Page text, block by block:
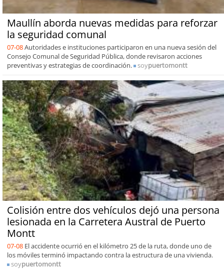
Maullín aborda nuevas medidas para reforzar
la seguridad comunal
07-08Autoridades e instituciones participaron en una nueva sesión del
Consejo Comunal de Seguridad Pública, donde revisaron acciones
preventivas y estrategias de coordinación.
soypuertomontt
Colisión entre dos vehículos dejó una persona
lesionada en la Carretera Austral de Puerto
Montt
07-08 El accidente ocurrió en el kilómetro 25 de la ruta, donde uno de
los móviles terminó impactando contra la estructura de una vivienda.
soypuertomontt